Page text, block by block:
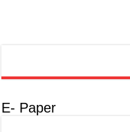
E- Paper